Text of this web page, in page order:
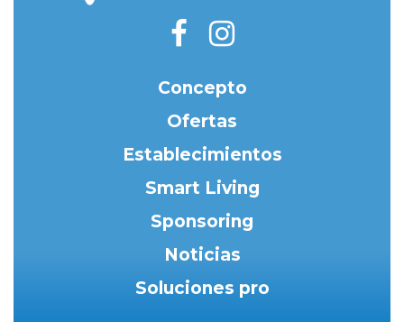
Concepto
Ofertas
Establecimientos
Smart Living
Sponsoring
Noticias
Soluciones pro